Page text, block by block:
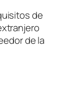
de
de la